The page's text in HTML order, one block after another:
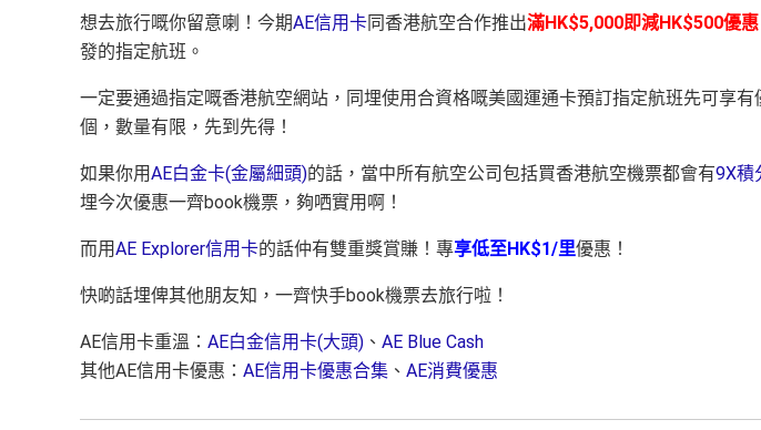
想去旅行嘅你留意喇！今期AE信用卡同香港航空合作推出滿HK$5,000即減HK$500優惠
發的指定航班。
一定要通過指定嘅香港航空網站，同埋使用合資格嘅美國運通卡預訂指定航班先可享
個，數量有限，先到先得！
如果你用AE白金卡(金屬細頭)的話，當中所有航空公司包括買香港航空機票都會有9X積
埋今次優惠一齊book機票，夠哂實用啊！
而用AE Explorer信用卡的話仲有雙重獎賞賺！專享低至HK$1/里優惠！
快啲話埋俾其他朋友知，一齊快手book機票去旅行啦！
AE信用卡重溫： AE白金信用卡(大頭) 、 AE Blue Cash
其他AE信用卡優惠： AE信用卡優惠合集 、 AE消費優惠